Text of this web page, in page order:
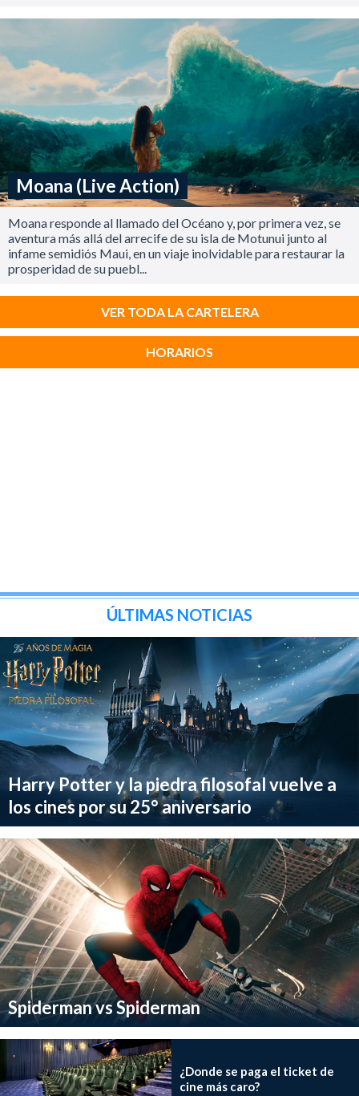
Moana (Live Action)
Moana responde al llamado del Océano y, por primera vez, se
aventura más allá del arrecife de su isla de Motunui junto al
infame semidiós Maui, en un viaje inolvidable para restaurar la
prosperidad de su puebl...
VER TODA LA CARTELERA
HORARIOS
ÚLTIMAS NOTICIAS
Harry Potter y la piedra filosofal vuelve a
los cines por su 25° aniversario
Spiderman vs Spiderman
¿Donde se paga el ticket de
cine más caro?